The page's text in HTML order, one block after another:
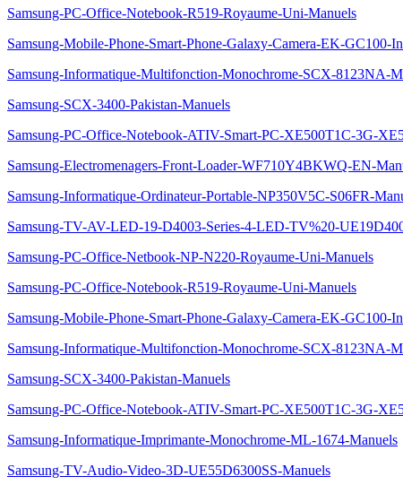
Samsung-PC-Office-Notebook-R519-Royaume-Uni-Manuels
Samsung-Mobile-Phone-Smart-Phone-Galaxy-Camera-EK-GC100-
Samsung-Informatique-Multifonction-Monochrome-SCX-8123NA-
Samsung-SCX-3400-Pakistan-Manuels
Samsung-PC-Office-Notebook-ATIV-Smart-PC-XE500T1C-3G-
Samsung-Electromenagers-Front-Loader-WF710Y4BKWQ-EN-
Samsung-Informatique-Ordinateur-Portable-NP350V5C-S06FR-
Samsung-TV-AV-LED-19-D4003-Series-4-LED-TV%20-
Samsung-PC-Office-Netbook-NP-N220-Royaume-Uni-Manuels
Samsung-PC-Office-Notebook-R519-Royaume-Uni-Manuels
Samsung-Mobile-Phone-Smart-Phone-Galaxy-Camera-EK-GC100-
Samsung-Informatique-Multifonction-Monochrome-SCX-8123NA-
Samsung-SCX-3400-Pakistan-Manuels
Samsung-PC-Office-Notebook-ATIV-Smart-PC-XE500T1C-3G-
Samsung-Informatique-Imprimante-Monochrome-ML-1674-Manuels
Samsung-TV-Audio-Video-3D-UE55D6300SS-Manuels